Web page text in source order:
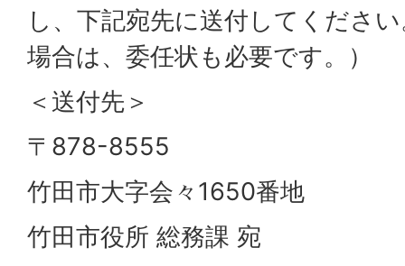
し、下記宛先に送付してくださ
場合は、委任状も必要です。）
＜送付先＞
〒878-8555
竹田市大字会々1650番地
竹田市役所 総務課 宛